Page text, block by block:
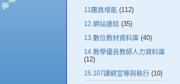
11團員增能 (112)
12.網站連結 (35)
13.數位教材資料庫 (40)
14.教學優良教師人力資料庫
(12)
15.107課綱宣導與執行 (10)